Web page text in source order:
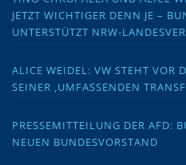
JETZT WICHTIGER DENN JE –
UNTERSTÜTZT NRW-
ALICE WEIDEL: VW STEHT VOR
SEINER ‚UMFASSENDEN
PRESSEMITTEILUNG DER AFD:
NEUEN BUNDESVORSTAND